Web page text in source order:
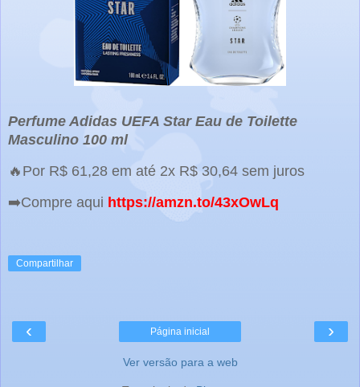
Perfume Adidas UEFA Star Eau de Toilette
Masculino 100 ml
🔥Por R$ 61,28 em até 2x R$ 30,64 sem juros
➡️Compre aqui https://amzn.to/43xOwLq
Compartilhar
‹ ›
Página inicial
Ver versão para a web